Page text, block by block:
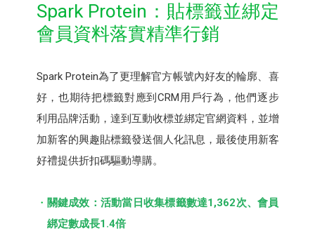
Spark Protein：貼標籤並綁定
會員資料落實精準行銷
Spark Protein為了更理解官方帳號內好友的輪廓、喜
好，也期待把標籤對應到CRM用戶行為，他們逐步
利用品牌活動，達到互動收標並綁定官網資料，並增
加新客的興趣貼標籤發送個人化訊息，最後使用新客
好禮提供折扣碼驅動導購。
關鍵成效：活動當日收集標籤數達1,362次、會員
綁定數成長1.4倍